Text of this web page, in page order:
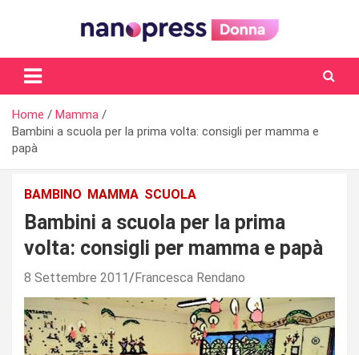
Il magazine femminile di Nanopress.it
Home
Mamma
Bambini a scuola per la prima volta: consigli per mamma e
papà
BAMBINO MAMMA SCUOLA
Bambini a scuola per la prima
volta: consigli per mamma e papà
8 Settembre 2011 Francesca Rendano